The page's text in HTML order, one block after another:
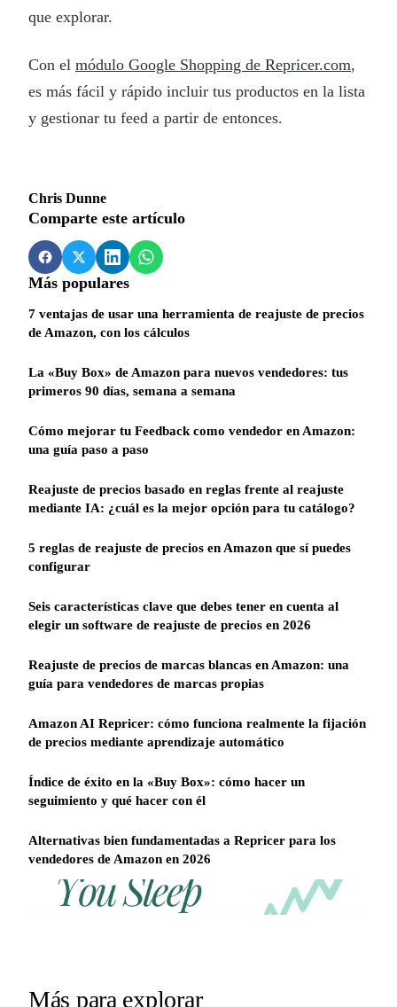
que explorar.
Con el módulo Google Shopping de Repricer.com,
es más fácil y rápido incluir tus productos en la lista
y gestionar tu feed a partir de entonces.
Chris Dunne
Comparte este artículo
Más populares
7 ventajas de usar una herramienta de reajuste de precios
de Amazon, con los cálculos
La «Buy Box» de Amazon para nuevos vendedores: tus
primeros 90 días, semana a semana
Cómo mejorar tu Feedback como vendedor en Amazon:
una guía paso a paso
Reajuste de precios basado en reglas frente al reajuste
mediante IA: ¿cuál es la mejor opción para tu catálogo?
5 reglas de reajuste de precios en Amazon que sí puedes
configurar
Seis características clave que debes tener en cuenta al
elegir un software de reajuste de precios en 2026
Reajuste de precios de marcas blancas en Amazon: una
guía para vendedores de marcas propias
Amazon AI Repricer: cómo funciona realmente la fijación
de precios mediante aprendizaje automático
Índice de éxito en la «Buy Box»: cómo hacer un
seguimiento y qué hacer con él
Alternativas bien fundamentadas a Repricer para los
vendedores de Amazon en 2026
REPRICER
Win
while
Your
Repricer.com
Más para explorar